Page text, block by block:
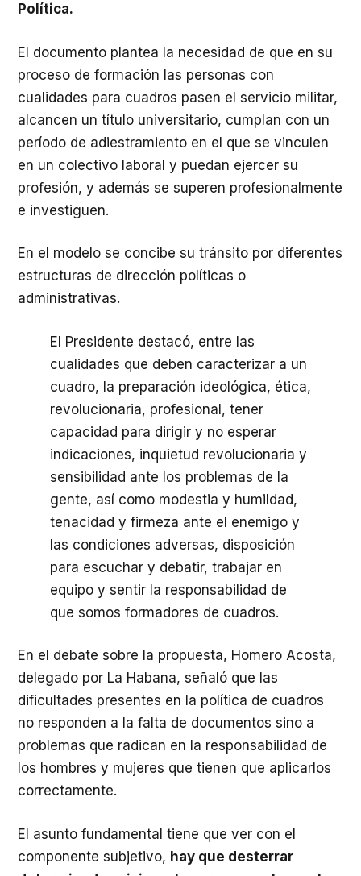
Política.
El documento plantea la necesidad de que en su
proceso de formación las personas con
cualidades para cuadros pasen el servicio militar,
alcancen un título universitario, cumplan con un
período de adiestramiento en el que se vinculen
en un colectivo laboral y puedan ejercer su
profesión, y además se superen profesionalmente
e investiguen.
En el modelo se concibe su tránsito por diferentes
estructuras de dirección políticas o
administrativas.
El Presidente destacó, entre las
cualidades que deben caracterizar a un
cuadro, la preparación ideológica, ética,
revolucionaria, profesional, tener
capacidad para dirigir y no esperar
indicaciones, inquietud revolucionaria y
sensibilidad ante los problemas de la
gente, así como modestia y humildad,
tenacidad y firmeza ante el enemigo y
las condiciones adversas, disposición
para escuchar y debatir, trabajar en
equipo y sentir la responsabilidad de
que somos formadores de cuadros.
En el debate sobre la propuesta, Homero Acosta,
delegado por La Habana, señaló que las
dificultades presentes en la política de cuadros
no responden a la falta de documentos sino a
problemas que radican en la responsabilidad de
los hombres y mujeres que tienen que aplicarlos
correctamente.
El asunto fundamental tiene que ver con el
componente subjetivo, hay que desterrar